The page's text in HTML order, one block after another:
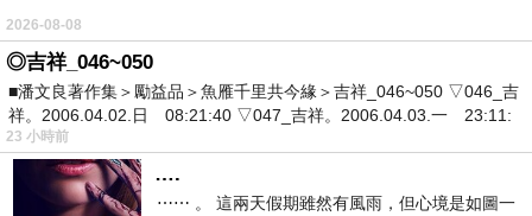
個人臉書直播春節買彩券，還有機會拿獎金。台
彩說明，「春節就是要買彩券」影片募集活動，
自除夕開始至元宵節止，只要於活動期間至投注
站或刮刮樂攤販前，使用個人臉書公開直播，並
說明為什麼要買彩券、購買彩券的創意等，再將
影片連結、直播臉書名稱及聯絡電子信箱，寄至
2026-08-08
◎吉祥_046~050
■潘文良著作集＞勵益品＞魚雁千里共今緣＞吉祥_046~050 ▽046_吉
祥。2006.04.02.日 08:21:40 ▽047_吉祥。2006.04.03.一 23:11:
23 小時前
….
⋯⋯ 。 這兩天假期雖然有風雨，但心境是如圖一